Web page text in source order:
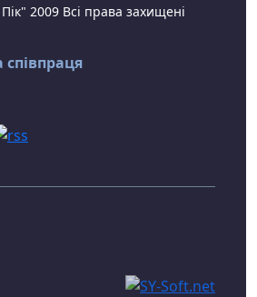
2009 Всі права захищені